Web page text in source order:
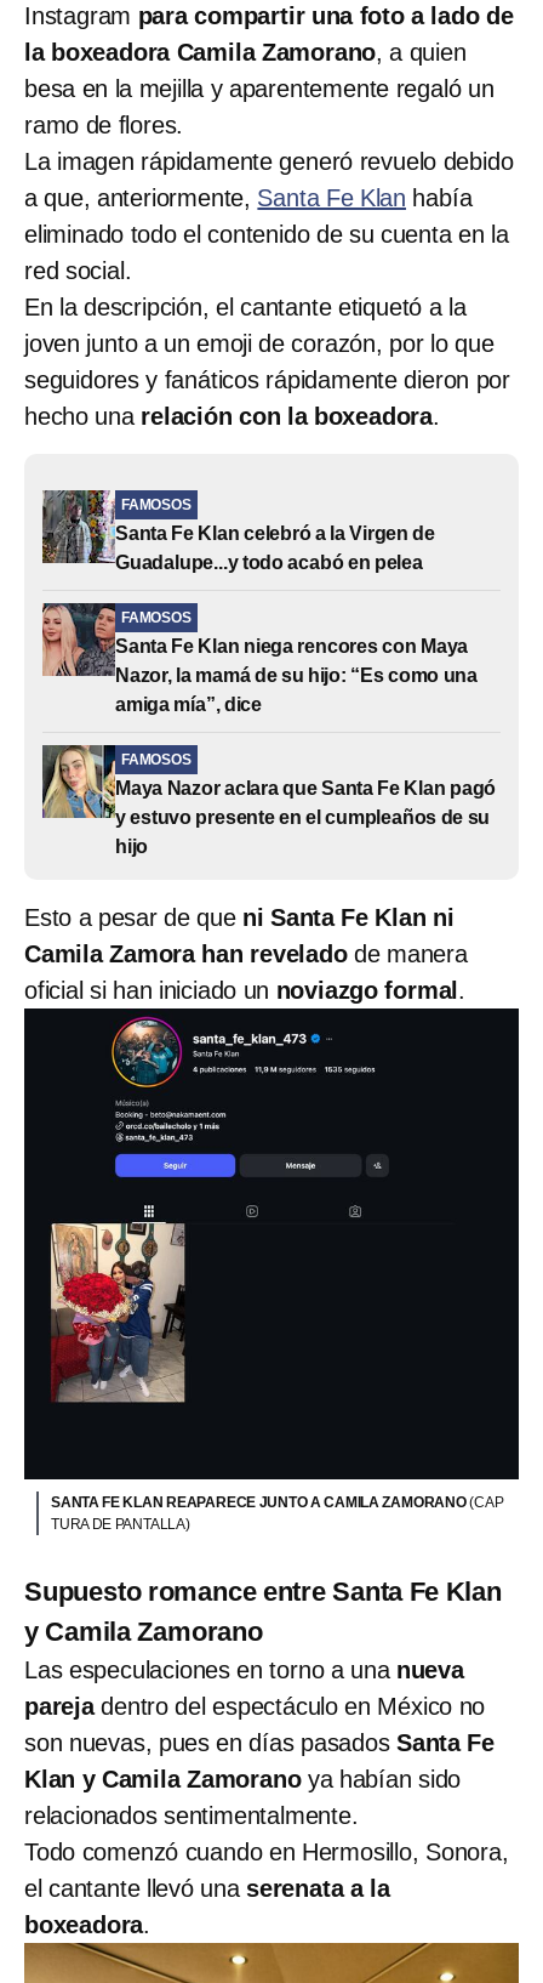
Instagram para compartir una foto a lado de
la boxeadora Camila Zamorano, a quien
besa en la mejilla y aparentemente regaló un
ramo de flores.
La imagen rápidamente generó revuelo debido
a que, anteriormente, Santa Fe Klan había
eliminado todo el contenido de su cuenta en la
red social.
En la descripción, el cantante etiquetó a la
joven junto a un emoji de corazón, por lo que
seguidores y fanáticos rápidamente dieron por
hecho una relación con la boxeadora.
FAMOSOS
Santa Fe Klan celebró a la Virgen de
Guadalupe...y todo acabó en pelea
FAMOSOS
Santa Fe Klan niega rencores con Maya
Nazor, la mamá de su hijo: “Es como una
amiga mía”, dice
FAMOSOS
Maya Nazor aclara que Santa Fe Klan pagó
y estuvo presente en el cumpleaños de su
hijo
Esto a pesar de que ni Santa Fe Klan ni
Camila Zamora han reveladode manera
oficial si han iniciado un noviazgo formal .
SANTA FE KLAN REAPARECE JUNTO A CAMILA ZAMORANO(CAP
TURA DE PANTALLA)
Supuesto romance entre Santa Fe Klan
y Camila Zamorano
Las especulaciones en torno a una nueva
parejadentro del espectáculo en México no
son nuevas, pues en días pasados Santa Fe
Klan y Camila Zamoranoya habían sido
relacionados sentimentalmente.
Todo comenzó cuando en Hermosillo, Sonora,
el cantante llevó una serenata a la
boxeadora.